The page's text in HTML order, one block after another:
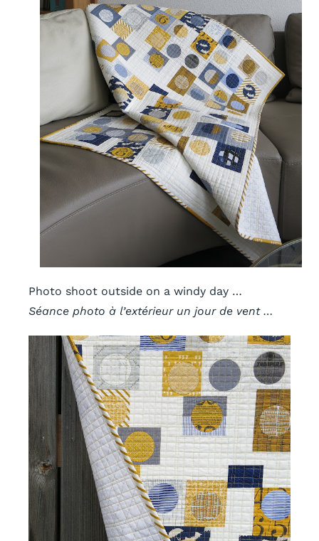
Photo shoot outside on a windy day …
Séance photo à l’extérieur un jour de vent …